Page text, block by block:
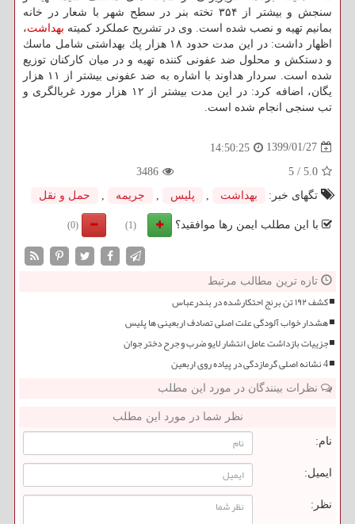
سنجش و بیشتر از ۳۵۴ تخته بنر در سطح شهر با شعار در خانه
بمانیم تهیه و نصب شده است. وی در تشریح عملكرد كمیته بهداشت،
اظهار داشت: در این مدت حدود ۱۸ هزار پك بهداشتی شامل ماسك
و دستكش و محلول ضد عفونی كننده تهیه و در میان كاركنان توزیع
شده است. سردار هداوند با اشاره به ضد عفونی بیشتر از ۱۱ هزار
یگان، اضافه كرد: در این مدت بیشتر از ۱۲ هزار مورد غربالگری و
تب سنجی انجام شده است.
1399/01/27
14:50:25
5.0
/
5
3486
تگهای خبر:
بهداشت پلیس جریمه حمل و نقل
با این مطلب ایمن رها موافقید؟ (1)
(0)
تازه ترین مطالب مرتبط
کشف ۱۹۲ تن برنج احتکارشده در بندرعباس
هشدار خواب آلودگی علت اصلی تصادف اربعینی ها پلیس
جزییات بازداشت عامل انتشار لایو ضرب و جرح دختر جوان
4 نشانه اصلی گرمازدگی در پیاده روی اربعین
نظرات بینندگان در مورد این مطلب
نظر شما در مورد این مطلب
نام:
ایمیل:
نظر: